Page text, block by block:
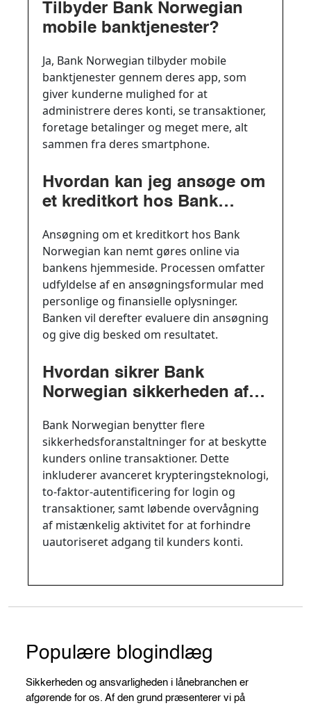
Tilbyder Bank Norwegian
mobile banktjenester?
Ja, Bank Norwegian tilbyder mobile
banktjenester gennem deres app, som
giver kunderne mulighed for at
administrere deres konti, se transaktioner,
foretage betalinger og meget mere, alt
sammen fra deres smartphone.
Hvordan kan jeg ansøge om
et kreditkort hos Bank
Ansøgning om et kreditkort hos Bank
Norwegian kan nemt gøres online via
bankens hjemmeside. Processen omfatter
udfyldelse af en ansøgningsformular med
personlige og finansielle oplysninger.
Banken vil derefter evaluere din ansøgning
og give dig besked om resultatet.
Hvordan sikrer Bank
Norwegian sikkerheden af
Bank Norwegian benytter flere
sikkerhedsforanstaltninger for at beskytte
kunders online transaktioner. Dette
inkluderer avanceret krypteringsteknologi,
to-faktor-autentificering for login og
transaktioner, samt løbende overvågning
af mistænkelig aktivitet for at forhindre
uautoriseret adgang til kunders konti.
Populære blogindlæg
Sikkerheden og ansvarligheden i lånebranchen er
afgørende for os. Af den grund præsenterer vi på